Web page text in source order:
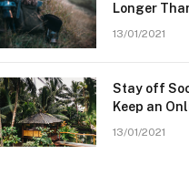
Longer
13/01/2021
Stay off
Keep an
13/01/2021